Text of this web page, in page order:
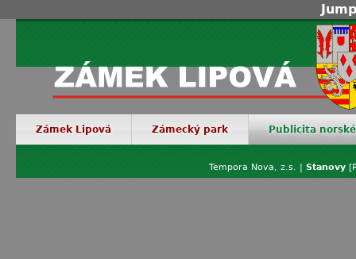
Zámek Lipová Zámecký park Publicita
Tempora Nova, z.s. | Stanovy